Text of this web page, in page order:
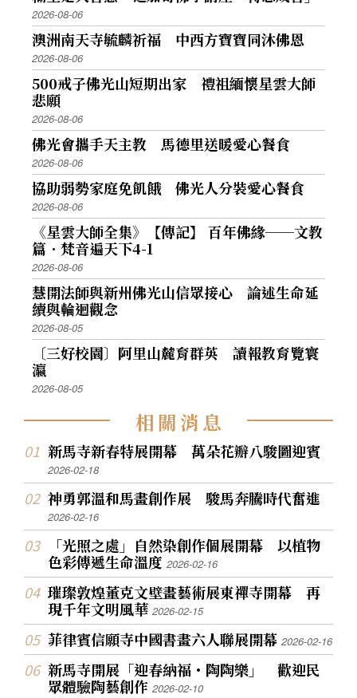
2026-08-06
澳洲南天寺毓麟祈福 中西方寶寶同沐佛恩
2026-08-06
500戒子佛光山短期出家 禮祖緬懷星雲大師
悲願
2026-08-06
佛光會攜手天主教 馬德里送暖愛心餐食
2026-08-06
協助弱勢家庭免飢餓 佛光人分裝愛心餐食
2026-08-06
《星雲大師全集》【傳記】 百年佛緣──文教
篇．梵音遍天下4-1
2026-08-06
慧開法師與新州佛光山信眾接心 論述生命延
續與輪迴觀念
2026-08-05
〔三好校園〕阿里山麓育群英 讀報教育覽寰
瀛
2026-08-05
相關消息
新馬寺新春特展開幕 萬朵花瓣八駿圖迎賓
2026-02-18
神勇郭溫和馬畫創作展 駿馬奔騰時代奮進
2026-02-16
「光照之處」自然染創作個展開幕 以植物
色彩傳遞生命溫度2026-02-16
璀璨敦煌董克文壁畫藝術展東禪寺開幕 再
現千年文明風華2026-02-15
菲律賓信願寺中國書畫六人聯展開幕2026-02-16
新馬寺開展「迎春納福・陶陶樂」 歡迎民
眾體驗陶藝創作2026-02-10